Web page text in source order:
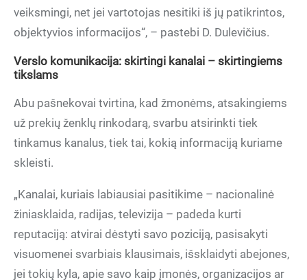
veiksmingi, net jei vartotojas nesitiki iš jų patikrintos,
objektyvios informacijos“, – pastebi D. Dulevičius.
Verslo komunikacija: skirtingi kanalai – skirtingiems
tikslams
Abu pašnekovai tvirtina, kad žmonėms, atsakingiems
už prekių ženklų rinkodarą, svarbu atsirinkti tiek
tinkamus kanalus, tiek tai, kokią informaciją kuriame
skleisti.
„Kanalai, kuriais labiausiai pasitikime – nacionalinė
žiniasklaida, radijas, televizija – padeda kurti
reputaciją: atvirai dėstyti savo poziciją, pasisakyti
visuomenei svarbiais klausimais, išsklaidyti abejones,
jei tokių kyla, apie savo kaip įmonės, organizacijos ar